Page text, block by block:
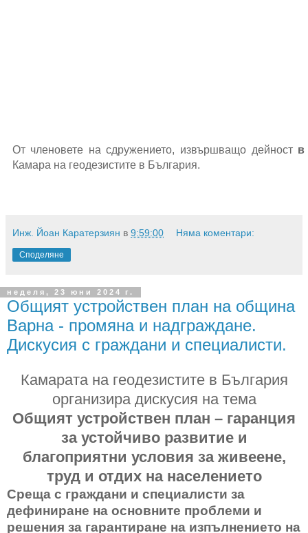
От членовете на сдружението, извършващо дейност в
Камара на геодезистите в България.
Инж. Йоан Каратерзиян в 9:59:00 Няма коментари:
Споделяне
неделя, 23 юни 2024 г.
Общият устройствен план на община
Варна - промяна и надграждане.
Дискусия с граждани и специалисти.
Камарата на геодезистите в България
организира дискусия на тема
Общият устройствен план – гаранция
за устойчиво развитие и
благоприятни условия за живеене,
труд и отдих на населението
Среща с граждани и специалисти за
дефиниране на основните проблеми и
решения за гарантиране на изпълнението на